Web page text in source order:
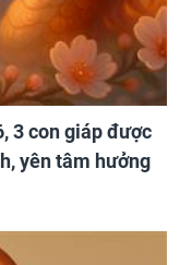
3 con giáp được
yên tâm hưởng